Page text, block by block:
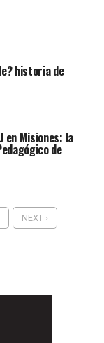
historia de
en Misiones: la
de
NEXT ›